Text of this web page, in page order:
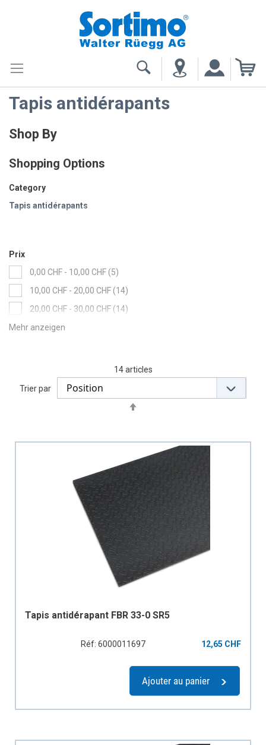
Tapis antidérapants
14articles
Trier par
Tapis antidérapant FBR 33-0 SR5
Réf: 6000011697 12,65 CHF
Ajouter au panier
Shop By
Shopping Options
Category
Tapis antidérapants
Prix
0,00 CHF - 10,00 CHF 5items
10,00 CHF - 20,00 CHF 14items
20,00 CHF - 30,00 CHF 14items
30,00 CHF